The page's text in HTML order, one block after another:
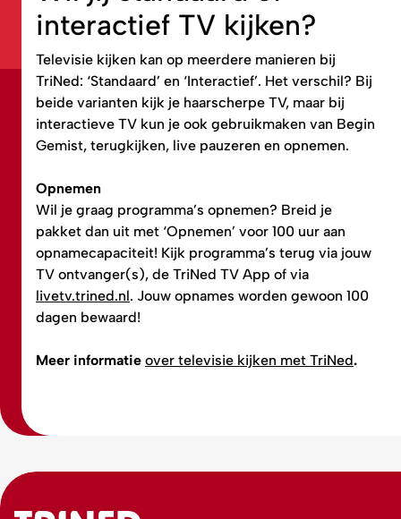
interactief TV kijken?
Televisie kijken kan op meerdere manieren bij
TriNed: ‘Standaard’ en ‘Interactief’. Het verschil? Bij
beide varianten kijk je haarscherpe TV, maar bij
interactieve TV kun je ook gebruikmaken van Begin
Gemist, terugkijken, live pauzeren en opnemen.
Opnemen
Wil je graag programma’s opnemen? Breid je
pakket dan uit met ‘Opnemen’ voor 100 uur aan
opnamecapaciteit! Kijk programma’s terug via jouw
TV ontvanger(s), de TriNed TV App of via
livetv.trined.nl. Jouw opnames worden gewoon 100
dagen bewaard!
Meer informatie over televisie kijken met TriNed.